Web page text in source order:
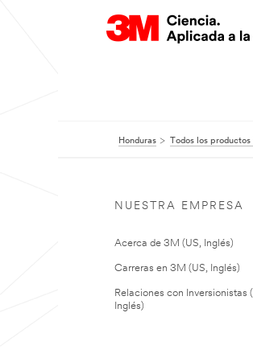
Honduras Todos los productos
NUESTRA EMPRESA
Acerca de 3M (US, Inglés)
Carreras en 3M (US, Inglés)
Relaciones con Inversionistas
Inglés)